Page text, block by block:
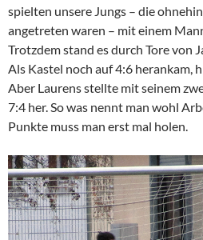
spielten unsere Jungs – die
angetreten waren – mit einem
Trotzdem stand es durch Tore von
Als Kastel noch auf 4:6 herankam,
Aber Laurens stellte mit seinem
7:4 her. So was nennt man wohl
Punkte muss man erst mal holen.